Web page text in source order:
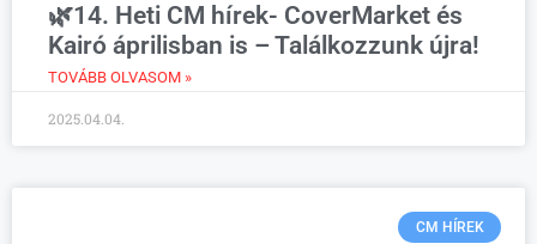
🌿14. Heti CM hírek- CoverMarket és
Kairó áprilisban is – Találkozzunk újra!
TOVÁBB OLVASOM »
2025.04.04.
CM HÍREK